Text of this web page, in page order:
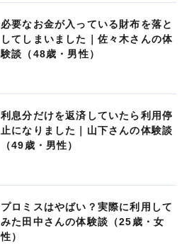
必要なお金が入っている財布を落と
してしまいました｜佐々木さんの体
験談（48歳・男性）
利息分だけを返済していたら利用停
止になりました｜山下さんの体験談
（49歳・男性）
プロミスはやばい？実際に利用して
みた田中さんの体験談（25歳・女
性）